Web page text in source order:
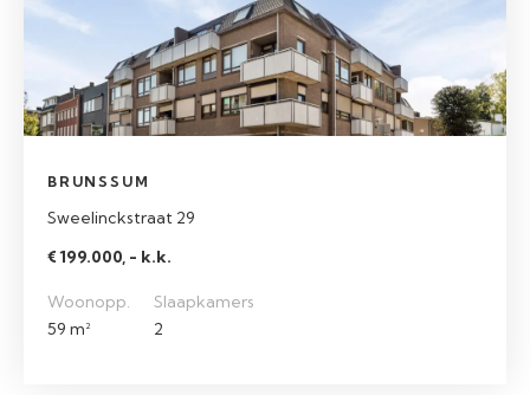
BRUNSSUM
Sweelinckstraat 29
€ 199.000, - k.k.
Woonopp.
59 m²
Slaapkamers
2